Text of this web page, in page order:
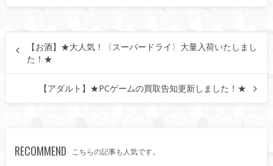
【お酒】★大人気！〈スーパードライ〉大量入荷いたしまし
た！★
【アダルト】★PCゲームの買取告知更新しました！★
RECOMMEND こちらの記事も人気です。